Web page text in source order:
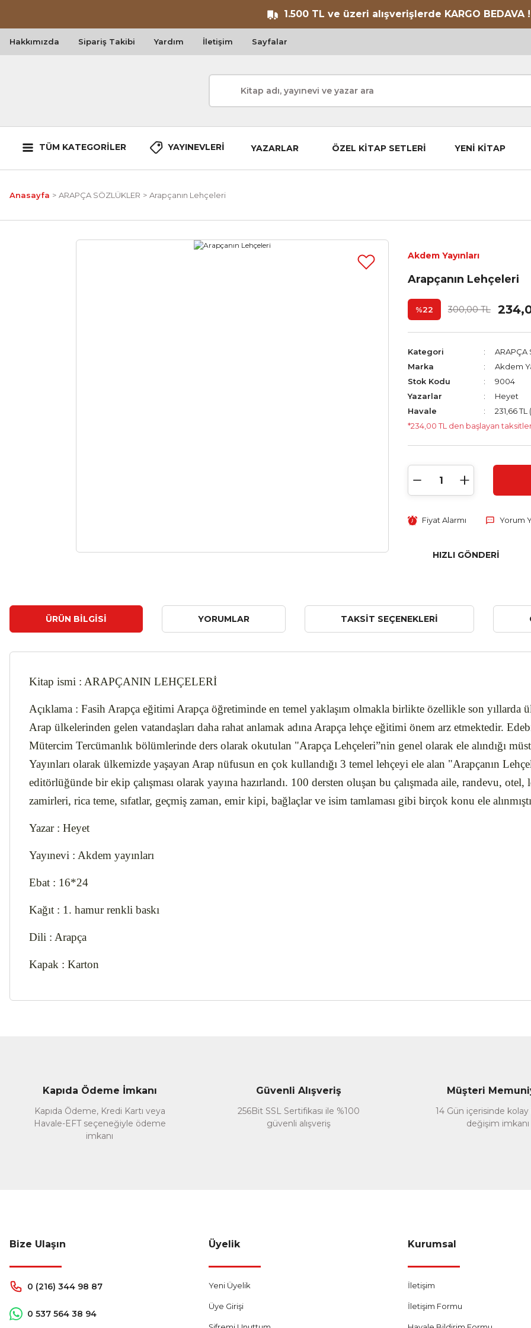
1.500 TL ve üzeri alışverişlerde KARGO BEDAVA !
Hakkımızda Sipariş Takibi Yardım İletişim Sayfalar
TÜM KATEGORİLER YAYINEVLERİ YAZARLAR ÖZEL KİTAP SETLERİ YENİ KİTAP
Anasayfa ARAPÇA SÖZLÜKLER Arapçanın Lehçeleri
Akdem Yayınları
Arapçanın Lehçeleri
%22 300,00 TL
Kategori
ARAPÇA
Marka
Akdem
Stok Kodu
9004
Yazarlar
Heyet
Havale
231,66
*234,00 TL den başlayan
Fiyat Alarmı Yorum
HIZLI GÖNDERI
ÜRÜN BILGISI YORUMLAR TAKSIT SEÇENEKLERI
Kitap ismi : ARAPÇANIN LEHÇELERİ
Açıklama : Fasih Arapça eğitimi Arapça öğretiminde en temel yaklaşım olmakla birlikte özellikle son yıllarda
Arap ülkelerinden gelen vatandaşları daha rahat anlamak adına Arapça lehçe eğitimi önem arz etmektedir.
Mütercim Tercümanlık bölümlerinde ders olarak okutulan "Arapça Lehçeleri”nin genel olarak ele alındığı
Yayınları olarak ülkemizde yaşayan Arap nüfusun en çok kullandığı 3 temel lehçeyi ele alan "Arapçanın
editörlüğünde bir ekip çalışması olarak yayına hazırlandı. 100 dersten oluşan bu çalışmada aile, randevu,
zamirleri, rica teme, sıfatlar, geçmiş zaman, emir kipi, bağlaçlar ve isim tamlaması gibi birçok konu ele
Yazar : Heyet
Yayınevi : Akdem yayınları
Ebat : 16*24
Kağıt : 1. hamur renkli baskı
Dili : Arapça
Kapak : Karton
Ürün açıklamasında eksik bilgiler bulunuyor.
Ürün fiyatı diğer sitelerden daha pahalı.
Bu ürüne benzer farklı alternatifler olmalı.
Kapıda Ödeme İmkanı
Kapıda Ödeme, Kredi Kartı veya
Havale-EFT seçeneğiyle ödeme
imkanı
Güvenli Alışveriş
256Bit SSL Sertifikası ile %100
güvenli alışveriş
Müşteri
14 Gün içerisinde kolay
değişim imkanı
Bize Ulaşın
0 (216) 344 98 87
0 537 564 38 94
Üyelik
Yeni Üyelik
Üye Girişi
Kurumsal
İletişim
İletişim Formu